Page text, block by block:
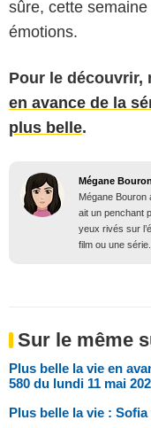
sûre, cette
émotions.
Pour le découvrir,
en avance de la
plus belle.
Mégane Bouron
Mégane Bouron
ait un penchant
yeux rivés sur
film ou une série.
Sur le même
Plus belle la vie en
580 du lundi 11 mai
Plus belle la vie :